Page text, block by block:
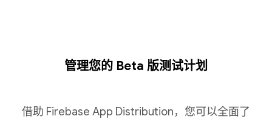
管理您的 Beta 版测试计划
借助 Firebase App Distribution，您可以全面了